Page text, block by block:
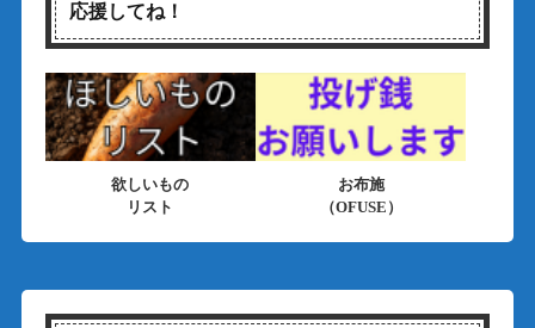
応援してね！
欲しいもの
リスト
お布施
（OFUSE）